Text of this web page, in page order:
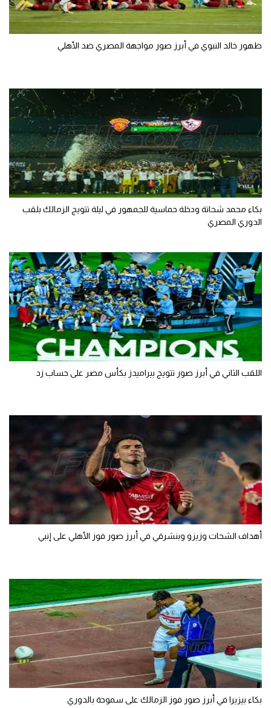
ظهور خالد النبوي في أبرز صور مواجهة المصري ضد الأهلي
بكاء محمد شحاتة ودخلة حماسية للجمهور في ليلة تتويج الزمالك بلقب
الدوري المصري
اللقب الثاني في أبرز صور تتويج بيراميدز بكأس مصر على حساب زد
أهداف الشحات وزيزو وبنشرقي في أبرز صور فوز الأهلي على إنبي
بكاء بيزيرا في أبرز صور فوز الزمالك على سموحة بالدوري